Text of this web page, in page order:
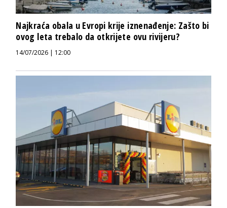
Najkraća obala u Evropi krije iznenađenje: Zašto bi
ovog leta trebalo da otkrijete ovu rivijeru?
14/07/2026 | 12:00